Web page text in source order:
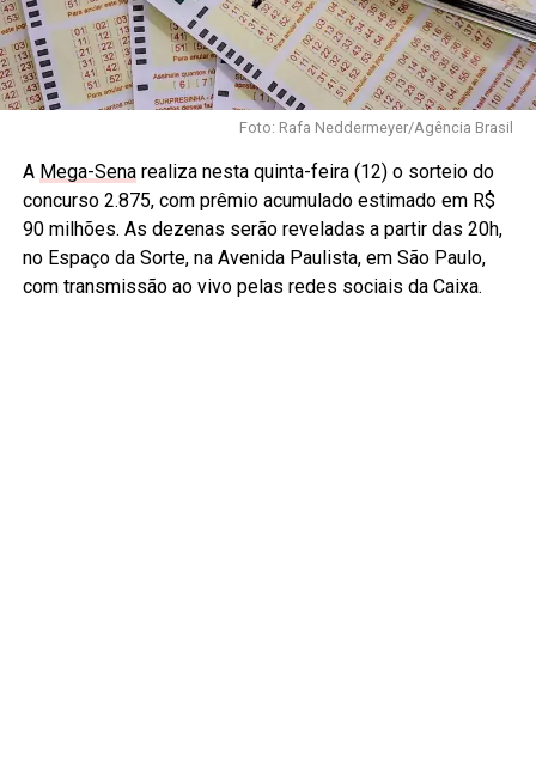
Foto: Rafa Neddermeyer/Agência Brasil
A Mega-Senarealiza nesta quinta-feira (12) o sorteio do
concurso 2.875, com prêmio acumulado estimado em R$
90 milhões. As dezenas serão reveladas a partir das 20h,
no Espaço da Sorte, na Avenida Paulista, em São Paulo,
com transmissão ao vivo pelas redes sociais da Caixa.